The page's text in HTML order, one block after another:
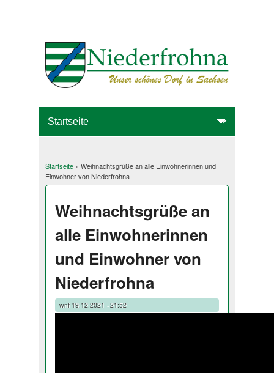
Sie sind hier
Startseite» Weihnachtsgrüße an alle Einwohnerinnen und
Einwohner von Niederfrohna
Weihnachtsgrüße an
alle Einwohnerinnen
und Einwohner von
Niederfrohna
wnf19.12.2021 - 21:52